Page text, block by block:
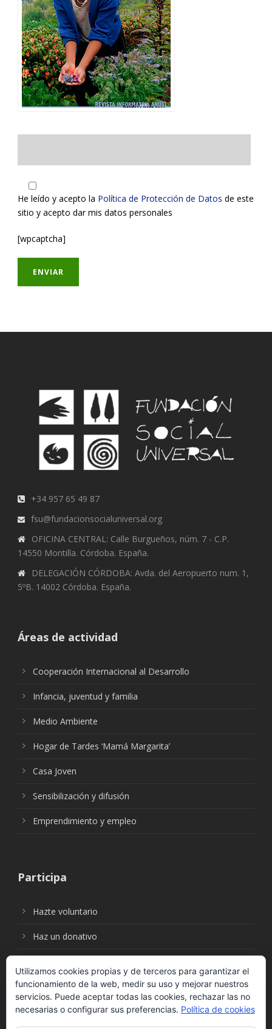
He leído y acepto la Política de Protección de Datos de este
sitio y acepto dar mis datos personales
[wpcaptcha]
+34 957 65 49 87
fsu@fundacionsocialuniversal.org
OFICINA CENTRAL: Calle Burgueños, núm. 7 - C.P.
14550 Montilla. Córdoba. España.
DELEGACIÓN CÓRDOBA: Avda. del Aeropuerto num. 1,
5ºB. 14002 Córdoba. España.
Áreas de actividad
Cooperación Internacional al Desarrollo
Infancia, juventud y familia
Medio Ambiente
Hogar de Tardes ‘Mamá Margarita’
Casa Joven
Sensibilización y difusión
Emprendimiento y empleo
Participa
Hazte voluntario
Haz un donativo
Síguenos en:
Utilizamos cookies propias y de terceros para garantizar el
funcionamiento de la web, medir su uso y mejorar nuestros
servicios. Puede aceptar todas las cookies, rechazar las no
necesarias o configurar sus preferencias. Política de cookies